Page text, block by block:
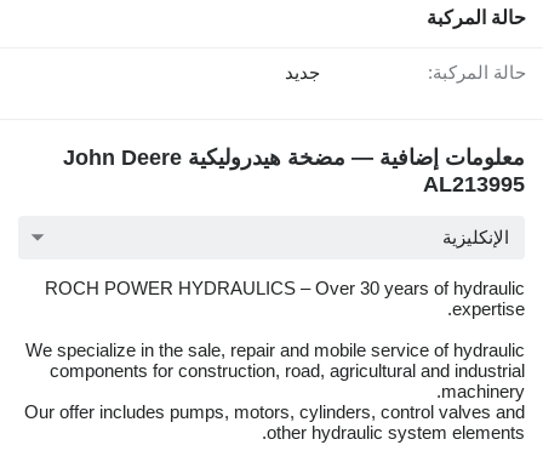
حالة المركبة
حالة المركبة: جديد
معلومات إضافية — مضخة هيدروليكية John Deere
AL213995
الإنكليزية
ROCH POWER HYDRAULICS – Over 30 years of hydraulic
expertise.
We specialize in the sale, repair and mobile service of hydraulic
components for construction, road, agricultural and industrial
machinery.
Our offer includes pumps, motors, cylinders, control valves and
other hydraulic system elements.